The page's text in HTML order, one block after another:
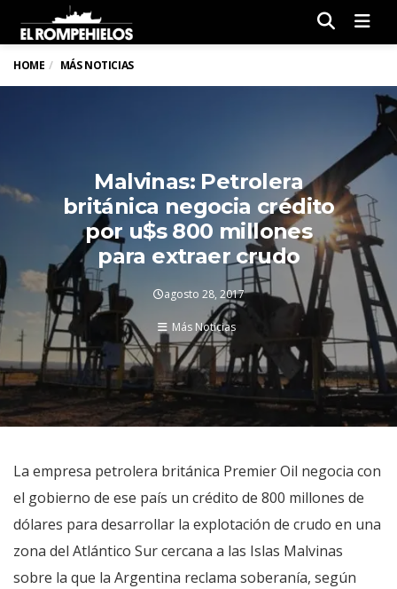
HOME MÁS NOTICIAS
Malvinas: Petrolera
británica negocia crédito
por u$s 800 millones
para extraer crudo
agosto 28, 2017
Más Noticias
La empresa petrolera británica Premier Oil negocia con
el gobierno de ese país un crédito de 800 millones de
dólares para desarrollar la explotación de crudo en una
zona del Atlántico Sur cercana a las Islas Malvinas
sobre la que la Argentina reclama soberanía, según